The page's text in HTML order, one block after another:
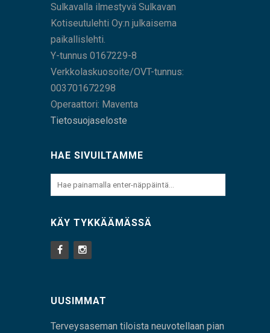
Sulkavalla ilmestyvä Sulkavan
Kotiseutulehti Oy:n julkaisema
paikallislehti.
Y-tunnus 0167229-8
Verkkolaskuosoite/OVT-tunnus:
003701672298
Operaattori: Maventa
Tietosuojaseloste
HAE SIVUILTAMME
KÄY TYKKÄÄMÄSSÄ
UUSIMMAT
Terveysaseman tiloista neuvotellaan pian